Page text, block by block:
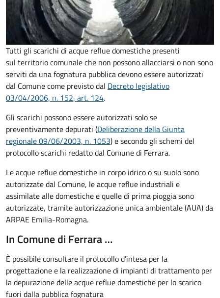
Tutti gli scarichi di acque reflue domestiche presenti
sul territorio comunale che non possono allacciarsi o non sono
serviti da una fognatura pubblica devono essere autorizzati
dal Comune come previsto dal Decreto legislativo
03/04/2006, n. 152, art. 124.
Gli scarichi possono essere autorizzati solo se
preventivamente depurati (Deliberazione della Giunta
regionale 09/06/2003, n. 1053) e secondo gli schemi del
protocollo scarichi redatto dal Comune di Ferrara.
Le acque reflue domestiche in corpo idrico o su suolo sono
autorizzate dal Comune, le acque reflue industriali e
assimilate alle domestiche e quelle di prima pioggia sono
autorizzate, tramite autorizzazione unica ambientale (AUA) da
ARPAE Emilia-Romagna.
In Comune di Ferrara …
È possibile consultare il protocollo d'intesa per la
progettazione e la realizzazione di impianti di trattamento per
la depurazione delle acque reflue domestiche per lo scarico
fuori dalla pubblica fognatura